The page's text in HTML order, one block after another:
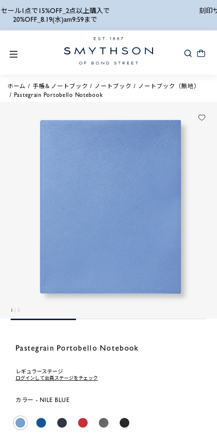
刻印サービスキャンペーン_8月24日(月) 10:00AM
ホーム 手帳＆ノートブック ノートブック
ノートブック（無地）
Pastegrain Portobello Notebook
1 | 3
Pastegrain Portobello Notebook
レギュラーステージ
ログインして会員ステージをチェック
カラー - NILE BLUE